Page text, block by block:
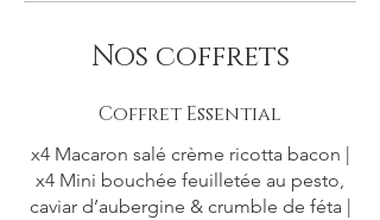
Nos coffrets
Coffret Essential
x4 Macaron salé crème ricotta bacon |
x4 Mini bouchée feuilletée au pesto,
caviar d’aubergine & crumble de féta |